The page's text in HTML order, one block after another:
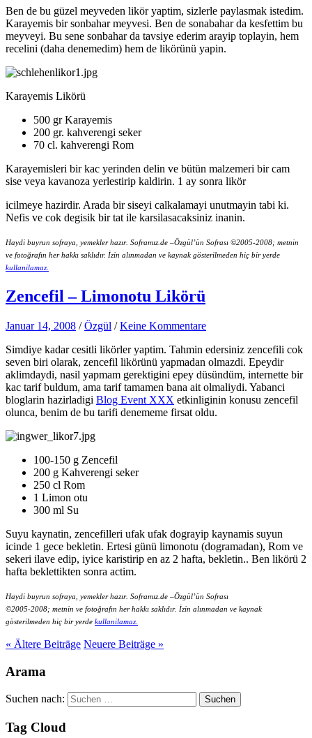
Ben de bu güzel meyveden likör yaptim, sizlerle paylasmak istedim.
Karayemis bir sonbahar meyvesi. Ben de sonabahar da kesfettim bu
meyveyi. Bu sene sonbahar da tavsiye ederim arayip toplayin, hem
recelini (daha denemedim) hem de likörünü yapin.
Karayemis Likörü
500 gr Karayemis
200 gr. kahverengi seker
70 cl. kahverengi Rom
Karayemisleri bir kac yerinden delin ve bütün malzemeri bir cam
sise veya kavanoza yerlestirip kaldirin. 1 ay sonra likör
icilmeye hazirdir. Arada bir siseyi calkalamayi unutmayin tabi ki.
Nefis ve cok degisik bir tat ile karsilasacaksiniz inanin.
Haydi buyrun sofraya, yemekler hazır. Soframız.de –Özgül’ün Sofrası ©2005-2008; metnin
ve fotoğrafın her hakkı saklıdır. İzin alınmadan ve kaynak gösterilmeden hiç biryerde
kullanilamaz.
Zencefil – Limonotu Likörü
Januar 14, 2008 /Özgül /Keine Kommentare
Simdiye kadar cesitli likörler yaptim. Tahmin edersiniz zencefili cok
seven biri olarak, zencefil likörünü yapmadan olmazdi. Epeydir
aklimdaydi, nasil yapmam gerektigini epey düsündüm, internette bir
kac tarif buldum, ama tarif tamamen bana ait olmaliydi. Yabanci
bloglarin hazirladigi Blog Event XXX etkinliginin konusu zencefil
olunca, benim de bu tarifi denememe firsat oldu.
100-150 g Zencefil
200 g Kahverengi seker
250 cl Rom
1 Limon otu
300 ml Su
Suyu kaynatin, zencefilleri ufak ufak dograyip kaynamis suyun
icinde 1 gece bekletin. Ertesi günü limonotu (dogramadan), Rom ve
sekeri ilave edip, iyice karistirip en az 2 hafta, bekletin.. Ben likörü 2
hafta beklettikten sonra actim.
Haydi buyrun sofraya, yemekler hazır. Soframız.de –Özgül’ün Sofrası
©2005-2008; metnin ve fotoğrafın herhakkı saklıdır. İzin alınmadan ve kaynak
gösterilmeden hiç biryerde kullanilamaz
« Ältere Beiträge Neuere Beiträge »
Arama
Suchen nach:
Tag Cloud